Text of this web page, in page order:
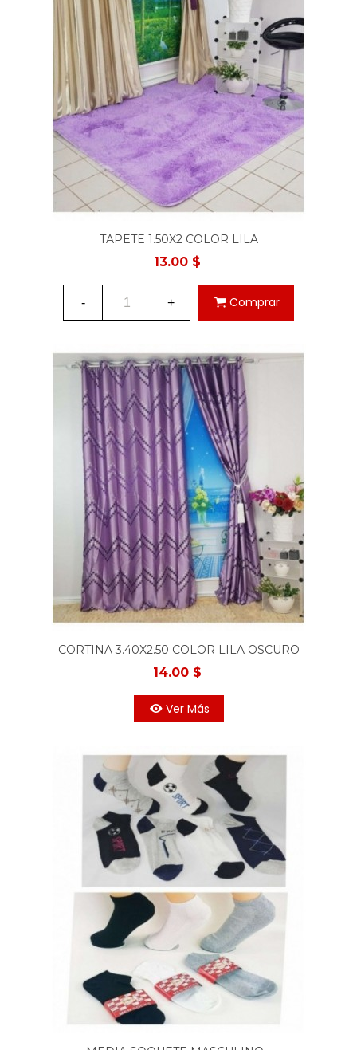
TAPETE 1.50X2 COLOR LILA
13.00 $
- + Comprar
CORTINA 3.40X2.50 COLOR LILA OSCURO
14.00 $
Ver Más